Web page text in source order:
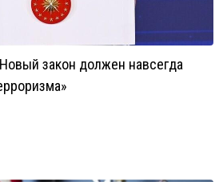
закон должен навсегда